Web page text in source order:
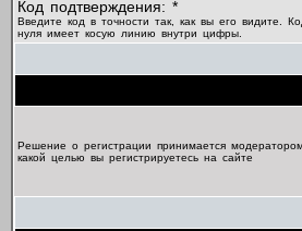
Код подтверждения: *
Введите код в точности так, как вы его видите.
нуля имеет косую линию внутри цифры.
Решение о регистрации принимается
какой целью вы регистрируетесь на сайте